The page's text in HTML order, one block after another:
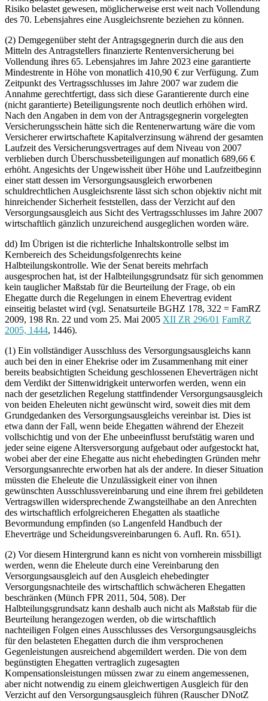
Risiko belastet gewesen, möglicherweise erst weit nach Vollendung
des 70. Lebensjahres eine Ausgleichsrente beziehen zu können.
(2) Demgegenüber steht der Antragsgegnerin durch die aus den
Mitteln des Antragstellers finanzierte Rentenversicherung bei
Vollendung ihres 65. Lebensjahres im Jahre 2023 eine garantierte
Mindestrente in Höhe von monatlich 410,90 € zur Verfügung. Zum
Zeitpunkt des Vertragsschlusses im Jahre 2007 war zudem die
Annahme gerechtfertigt, dass sich diese Garantierente durch eine
(nicht garantierte) Beteiligungsrente noch deutlich erhöhen wird.
Nach den Angaben in dem von der Antragsgegnerin vorgelegten
Versicherungsschein hätte sich die Rentenerwartung wäre die vom
Versicherer erwirtschaftete Kapitalverzinsung während der gesamten
Laufzeit des Versicherungsvertrages auf dem Niveau von 2007
verblieben durch Überschussbeteiligungen auf monatlich 689,66 €
erhöht. Angesichts der Ungewissheit über Höhe und Laufzeitbeginn
einer statt dessen im Versorgungsausgleich erworbenen
schuldrechtlichen Ausgleichsrente lässt sich schon objektiv nicht mit
hinreichender Sicherheit feststellen, dass der Verzicht auf den
Versorgungsausgleich aus Sicht des Vertragsschlusses im Jahre 2007
wirtschaftlich gänzlich unzureichend ausgeglichen worden wäre.
dd) Im Übrigen ist die richterliche Inhaltskontrolle selbst im
Kernbereich des Scheidungsfolgenrechts keine
Halbteilungskontrolle. Wie der Senat bereits mehrfach
ausgesprochen hat, ist der Halbteilungsgrundsatz für sich genommen
kein tauglicher Maßstab für die Beurteilung der Frage, ob ein
Ehegatte durch die Regelungen in einem Ehevertrag evident
einseitig belastet wird (vgl. Senatsurteile BGHZ 178, 322 = FamRZ
2009, 198 Rn. 22 und vom 25. Mai 2005 XII ZR 296/01 FamRZ
2005, 1444, 1446).
(1) Ein vollständiger Ausschluss des Versorgungsausgleichs kann
auch bei den in einer Ehekrise oder im Zusammenhang mit einer
bereits beabsichtigten Scheidung geschlossenen Eheverträgen nicht
dem Verdikt der Sittenwidrigkeit unterworfen werden, wenn ein
nach der gesetzlichen Regelung stattfindender Versorgungsausgleich
von beiden Eheleuten nicht gewünscht wird, soweit dies mit dem
Grundgedanken des Versorgungsausgleichs vereinbar ist. Dies ist
etwa dann der Fall, wenn beide Ehegatten während der Ehezeit
vollschichtig und von der Ehe unbeeinflusst berufstätig waren und
jeder seine eigene Altersversorgung aufgebaut oder aufgestockt hat,
wobei aber der eine Ehegatte aus nicht ehebedingten Gründen mehr
Versorgungsanrechte erworben hat als der andere. In dieser Situation
müssten die Eheleute die Unzulässigkeit einer von ihnen
gewünschten Ausschlussvereinbarung und eine ihrem frei gebildeten
Vertragswillen widersprechende Zwangsteilhabe an den Anrechten
des wirtschaftlich erfolgreicheren Ehegatten als staatliche
Bevormundung empfinden (so Langenfeld Handbuch der
Eheverträge und Scheidungsvereinbarungen 6. Aufl. Rn. 651).
(2) Vor diesem Hintergrund kann es nicht von vornherein missbilligt
werden, wenn die Eheleute durch eine Vereinbarung den
Versorgungsausgleich auf den Ausgleich ehebedingter
Versorgungsnachteile des wirtschaftlich schwächeren Ehegatten
beschränken (Münch FPR 2011, 504, 508). Der
Halbteilungsgrundsatz kann deshalb auch nicht als Maßstab für die
Beurteilung herangezogen werden, ob die wirtschaftlich
nachteiligen Folgen eines Ausschlusses des Versorgungsausgleichs
für den belasteten Ehegatten durch die ihm versprochenen
Gegenleistungen ausreichend abgemildert werden. Die von dem
begünstigten Ehegatten vertraglich zugesagten
Kompensationsleistungen müssen zwar zu einem angemessenen,
aber nicht notwendig zu einem gleichwertigen Ausgleich für den
Verzicht auf den Versorgungsausgleich führen (Rauscher DNotZ